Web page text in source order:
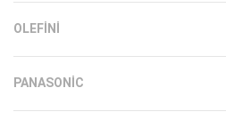
OLEFINI
PANASONIC